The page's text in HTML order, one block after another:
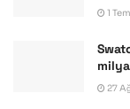
1
27